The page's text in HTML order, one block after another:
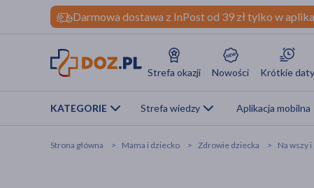
Darmowa dostawa z InPost od 39 zł tylko w
Strefa okazji Nowości Krótkie daty
KATEGORIE Strefa wiedzy Aplikacja mobilna
Strona główna Mama i dziecko Zdrowie dziecka Na wszy